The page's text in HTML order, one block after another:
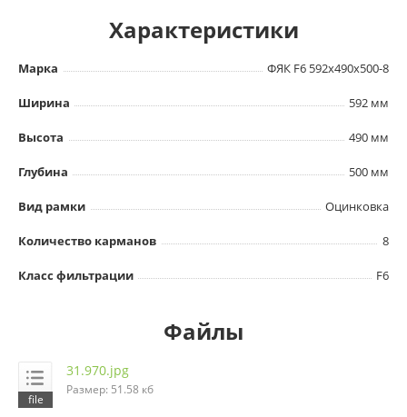
Характеристики
Марка ФЯК F6 592х490х500-8
Ширина 592 мм
Высота 490 мм
Глубина 500 мм
Вид рамки Оцинковка
Количество карманов 8
Класс фильтрации F6
Файлы
31.970.jpg
Размер: 51.58 кб